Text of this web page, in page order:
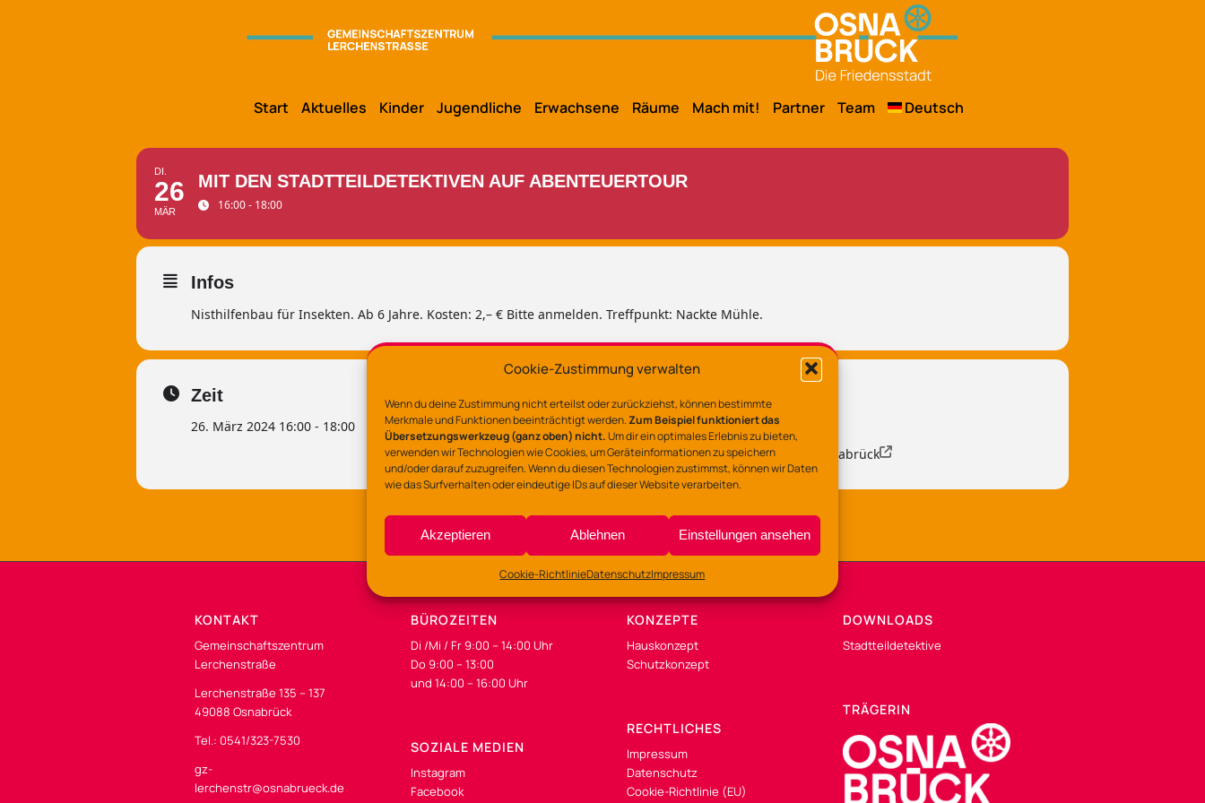
Cookie-Zustimmung verwalten
Wenn du deine Zustimmung nicht erteilst oder zurückziehst, können bestimmte
Merkmale und Funktionen beeinträchtigt werden.Zum Beispiel funktioniert das
Übersetzungswerkzeug (ganz oben) nicht.Um dir ein optimales Erlebnis zu bieten,
verwenden wir Technologien wie Cookies, um Geräteinformationen zu speichern
und/oder darauf zuzugreifen. Wenn du diesen Technologien zustimmst, können wir Daten
wie das Surfverhalten oder eindeutige IDs auf dieser Website verarbeiten.
Akzeptieren Ablehnen Einstellungen ansehen
Cookie-RichtlinieDatenschutzImpressum
Start Aktuelles Kinder Jugendliche Erwachsene Räume Mach mit! Partner Team Deutsch
DI.
26
MÄR
MIT DEN STADTTEILDETEKTIVEN AUF ABENTEUERTOUR
16:00 - 18:00
Infos
Nisthilfenbau für Insekten. Ab 6 Jahre. Kosten: 2,– € Bitte anmelden. Treffpunkt: Nackte Mühle.
Zeit
26. März 2024 16:00 - 18:00
Ort
Nackte Mühle
Östringer Weg 18, 49090 Osnabrück
KONTAKT
Gemeinschaftszentrum
Lerchenstraße
Lerchenstraße 135 – 137
49088 Osnabrück
Tel.: 0541/323-7530
gz-
lerchenstr@osnabrueck.de
BÜROZEITEN
Di /Mi / Fr 9:00 – 14:00 Uhr
Do 9:00 – 13:00
und 14:00 – 16:00 Uhr
SOZIALE MEDIEN
Instagram
Facebook
KONZEPTE
Hauskonzept
Schutzkonzept
RECHTLICHES
Impressum
Datenschutz
Cookie-Richtlinie (EU)
DOWNLOADS
Stadtteildetektive
TRÄGERIN